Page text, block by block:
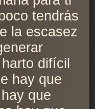
tendrás
la escasez
difícil
hay que
que